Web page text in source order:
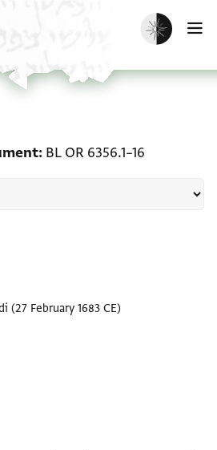
Enable dark
BL OR 6356.1–16
(27 February 1683 CE)